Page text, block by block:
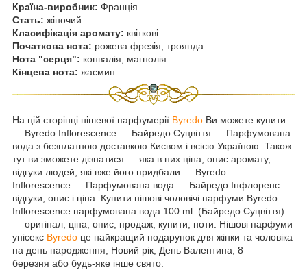
Країна-виробник: Франція
Стать: жіночий
Класифікація аромату: квіткові
Початкова нота: рожева фрезія, троянда
Нота "серця": конвалія, магнолія
Кінцева нота: жасмин
На цій сторінці нішевої парфумерії Byredo Ви можете купити
― Byredo Inflorescence — Байредо Суцвіття — Парфумована
вода з безплатною доставкою Києвом і всією Україною. Також
тут ви зможете дізнатися — яка в них ціна, опис аромату,
відгуки людей, які вже його придбали — Byredo
Inflorescence ― Парфумована вода — Байредо Інфлоренс —
відгуки, опис і ціна. Купити нішові чоловічі парфуми Byredo
Inflorescence парфумована вода 100 ml. (Байредо Суцвіття)
— оригінал, ціна, опис, продаж, купити, ноти. Нішові парфуми
унісекс Byredo це найкращий подарунок для жінки та чоловіка
на день народження, Новий рік, День Валентина, 8
березня або будь-яке інше свято.